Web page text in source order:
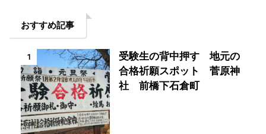
おすすめ記事
1
受験生の背中押す 地元の
合格祈願スポット 菅原神
社 前橋下石倉町